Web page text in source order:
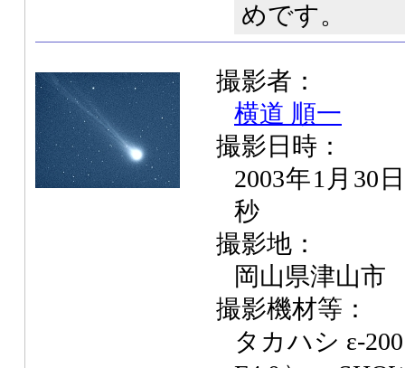
めです。
撮影者：
横道 順一
撮影日時：
2003年1月30
秒
撮影地：
岡山県津山市
撮影機材等：
タカハシ ε-